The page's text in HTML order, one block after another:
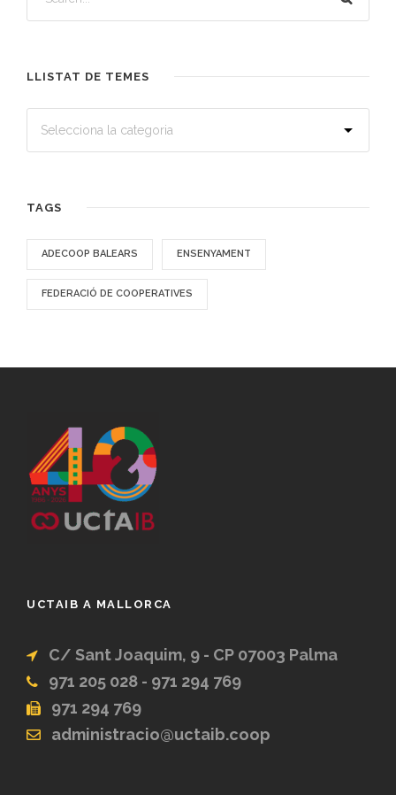
LLISTAT DE TEMES
TAGS
ADECOOP BALEARS ENSENYAMENT
FEDERACIÓ DE COOPERATIVES
UCTAIB A MALLORCA
C/ Sant Joaquim, 9 - CP 07003 Palma
971 205 028 - 971 294 769
971 294 769
administracio@uctaib.coop